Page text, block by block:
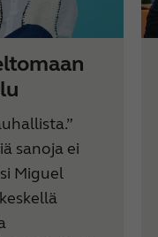
sanoja ei
Miguel